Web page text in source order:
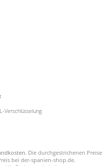
Verschlüsselung
. Die durchgestrichenen Preise
bei der-spanien-shop.de.